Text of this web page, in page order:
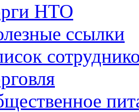
НТО
ссылки